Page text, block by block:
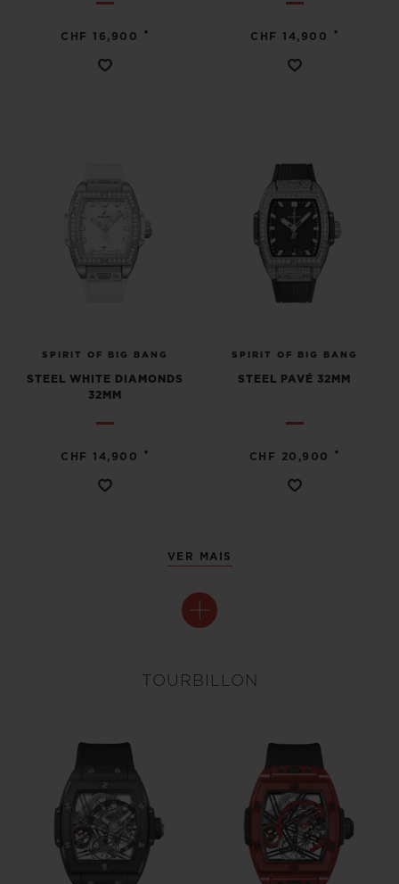
CHF 16,900 • CHF 14,900 •
SPIRIT OF BIG BANG
STEEL WHITE DIAMONDS
32MM
CHF 14,900 •
SPIRIT OF BIG BANG
STEEL PAVÉ 32MM
CHF 20,900 •
VER MAIS
TOURBILLON